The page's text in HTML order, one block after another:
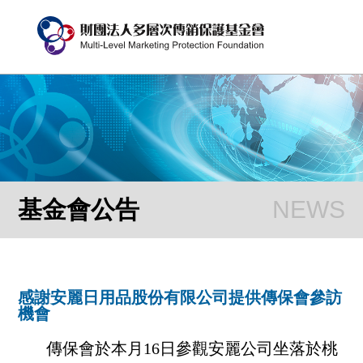
基金會公告
感謝安麗日用品股份有限公司提供傳保會參訪
機會
傳保會於本月16日參觀安麗公司坐落於桃